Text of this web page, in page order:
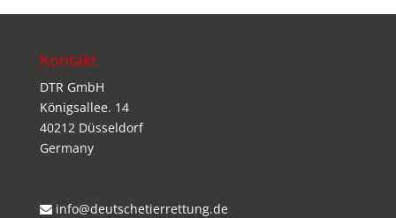
Kontakt
DTR GmbH
Königsallee. 14
40212 Düsseldorf
Germany
info@deutschetierrettung.de